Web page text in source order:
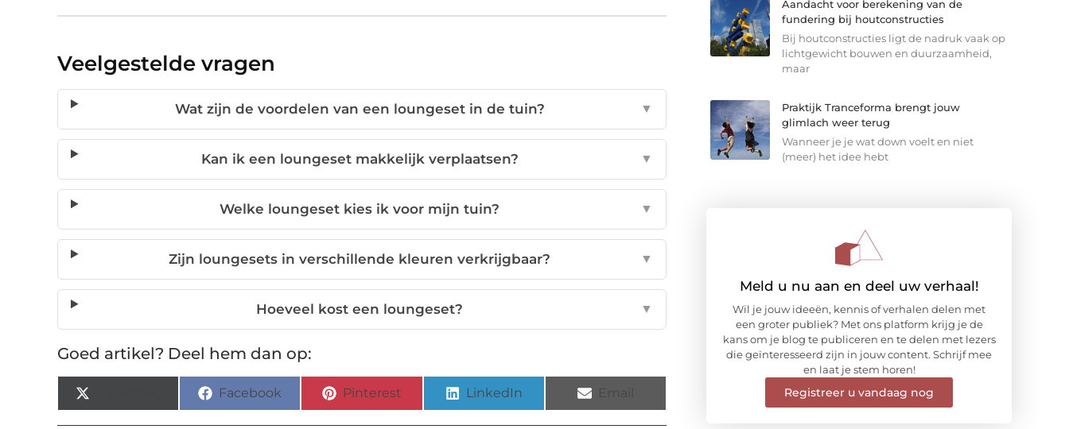
Veelgestelde vragen
Wat zijn de voordelen van een loungeset in de tuin? ▼
Kan ik een loungeset makkelijk verplaatsen? ▼
Welke loungeset kies ik voor mijn tuin? ▼
Zijn loungesets in verschillende kleuren verkrijgbaar? ▼
Hoeveel kost een loungeset? ▼
Goed artikel? Deel hem dan op:
Facebook Pinterest LinkedIn
Aandacht voor berekening van de
fundering bij houtconstructies
Bij houtconstructies ligt de nadruk vaak op
lichtgewicht bouwen en duurzaamheid,
maar
Praktijk Tranceforma brengt jouw
glimlach weer terug
Wanneer je je wat down voelt en niet
(meer) het idee hebt
Meld u nu aan en deel uw verhaal!
Wil je jouw ideeën, kennis of verhalen delen met
een groter publiek? Met ons platform krijg je de
kans om je blog te publiceren en te delen met lezers
die geïnteresseerd zijn in jouw content. Schrijf mee
en laat je stem horen!
Registreer u vandaag nog